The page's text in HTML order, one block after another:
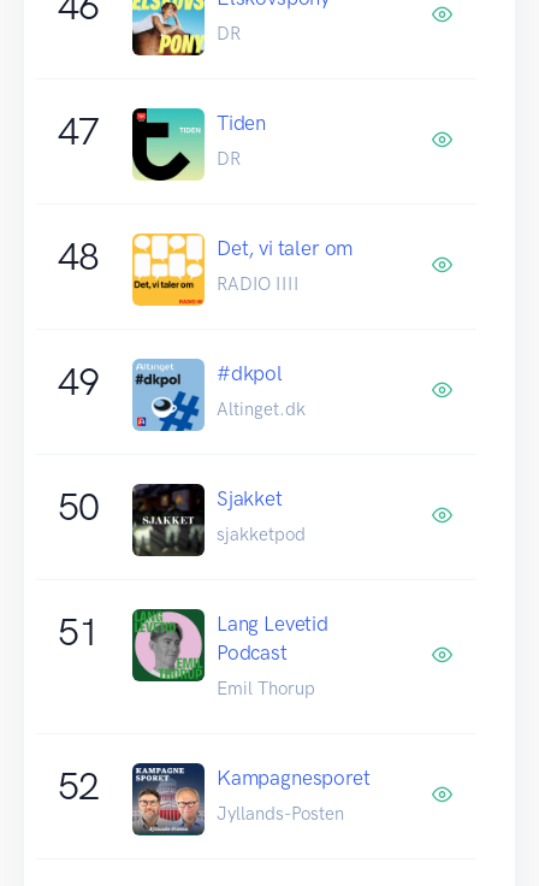
DR
47 Tiden
DR
48 Det, vi taler om
RADIO IIII
49 #dkpol
Altinget.dk
50 Sjakket
sjakketpod
51
Lang Levetid
Podcast
Emil Thorup
52 Kampagnesporet
Jyllands-Posten